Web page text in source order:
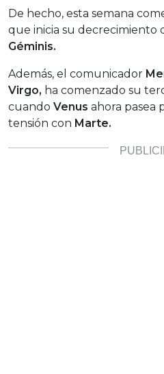
De hecho, esta semana
que inicia su decrecimiento
Géminis.
Además, el comunicador
Virgo, ha comenzado su
cuando Venus ahora pasea
tensión con Marte.